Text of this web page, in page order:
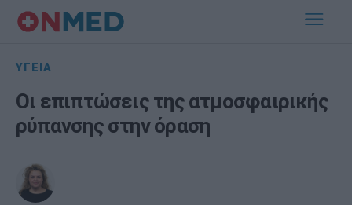
ΥΓΕΙΑ
Οι επιπτώσεις της ατμοσφαιρικής
ρύπανσης στην όραση